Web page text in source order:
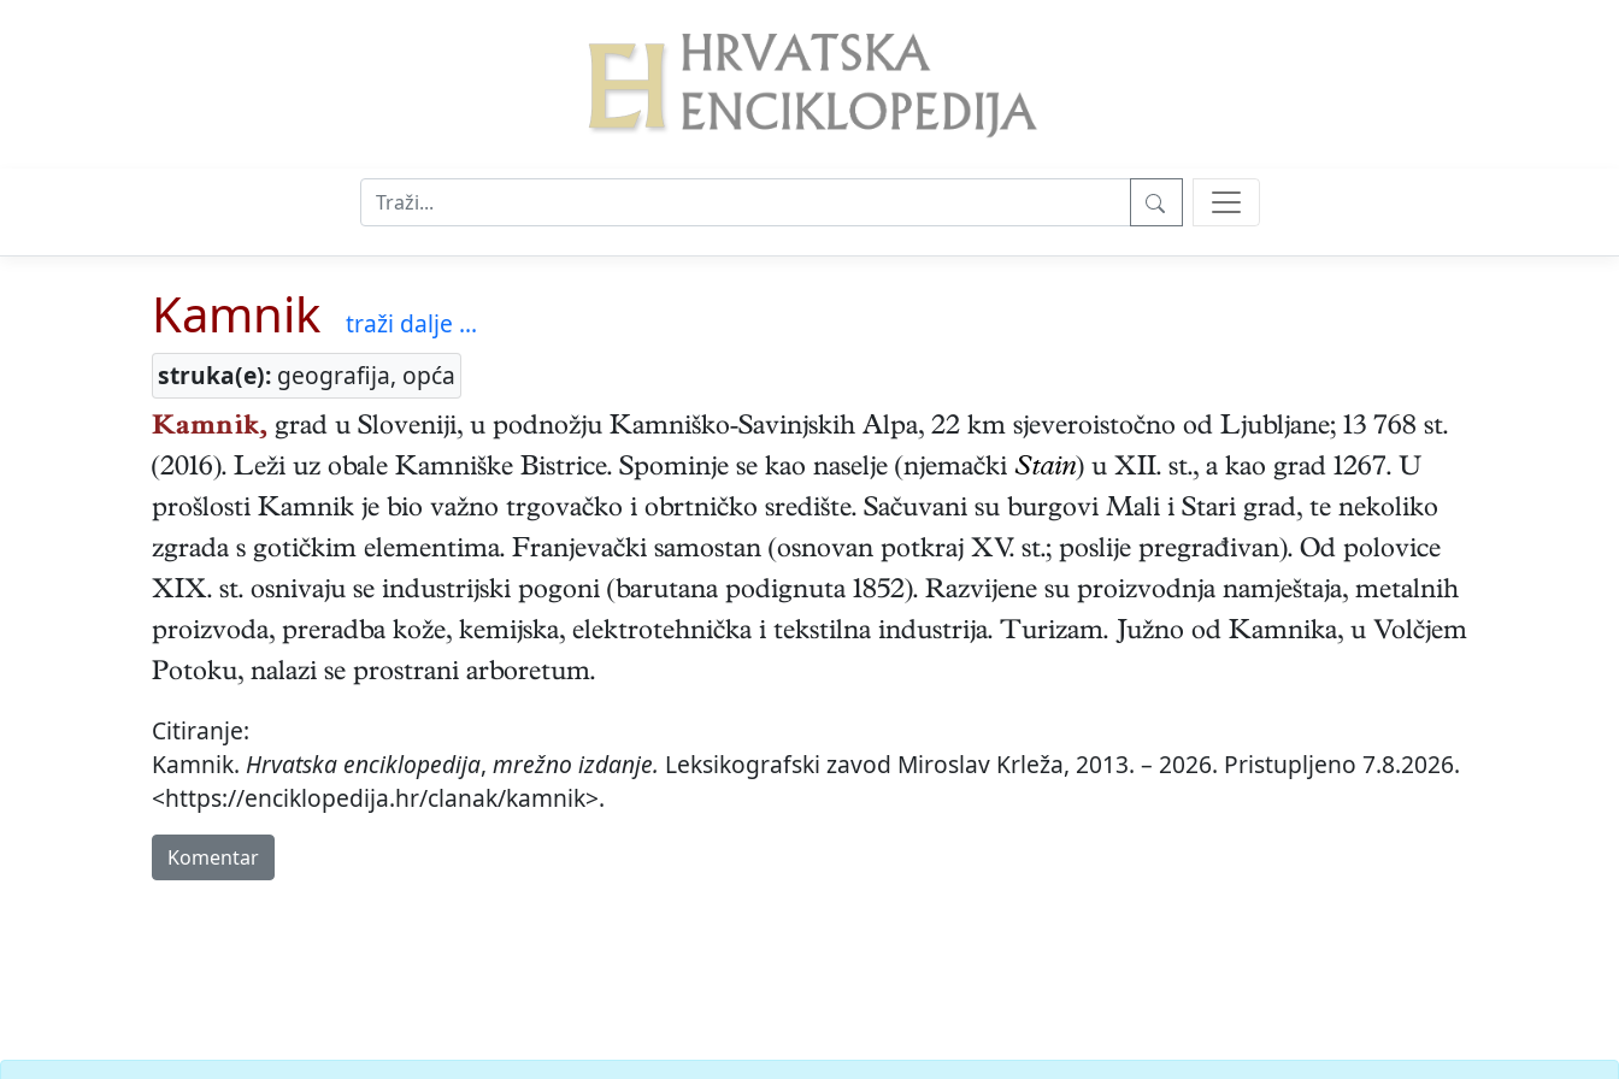
Kamnik
traži dalje ...
struka(e): geografija, opća
Kamnik, grad u Sloveniji, u podnožju Kamniško-Savinjskih Alpa, 22 km sjeveroistočno od Ljubljane; 13 768 st.
(2016). Leži uz obale Kamniške Bistrice. Spominje se kao naselje (njemački Stain) u XII. st., a kao grad 1267. U
prošlosti Kamnik je bio važno trgovačko i obrtničko središte. Sačuvani su burgovi Mali i Stari grad, te nekoliko
zgrada s gotičkim elementima. Franjevački samostan (osnovan potkraj XV. st.; poslije pregrađivan). Od polovice
XIX. st. osnivaju se industrijski pogoni (barutana podignuta 1852). Razvijene su proizvodnja namještaja, metalnih
proizvoda, preradba kože, kemijska, elektrotehnička i tekstilna industrija. Turizam. Južno od Kamnika, u Volčjem
Potoku, nalazi se prostrani arboretum.
Citiranje:
Kamnik. Hrvatska enciklopedija, mrežno izdanje. Leksikografski zavod Miroslav Krleža, 2013. – 2026. Pristupljeno 7.8.2026.
<https://enciklopedija.hr/clanak/kamnik>.
Komentar